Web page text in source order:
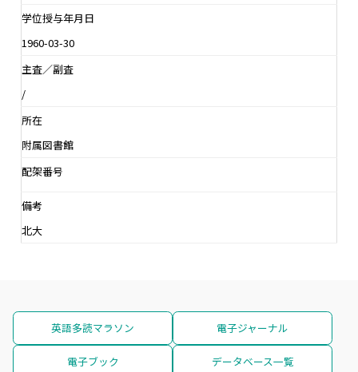
学位授与年月日
1960-03-30
主査／副査
/
所在
附属図書館
配架番号
備考
北大
英語多読マラソン 電子ジャーナル
電子ブック データベース一覧